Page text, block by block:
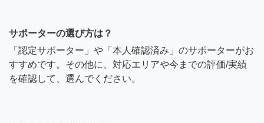
サポーターの選び方は？
「認定サポーター」や「本人確認済み」のサポーターがお
すすめです。その他に、対応エリアや今までの評価/実績
を確認して、選んでください。